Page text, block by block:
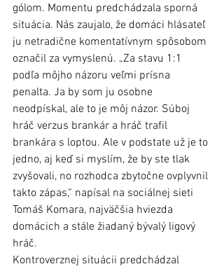
gólom. Momentu predchádzala sporná
situácia. Nás zaujalo, že domáci hlásateľ
ju netradične komentatívnym spôsobom
označil za vymyslenú. „Za stavu 1:1
podľa môjho názoru veľmi prísna
penalta. Ja by som ju osobne
neodpískal, ale to je môj názor. Súboj
hráč verzus brankár a hráč trafil
brankára s loptou. Ale v podstate už je to
jedno, aj keď si myslím, že by ste tlak
zvyšovali, no rozhodca zbytočne ovplyvnil
takto zápas,“ napísal na sociálnej sieti
Tomáš Komara, najväčšia hviezda
domácich a stále žiadaný bývalý ligový
hráč.
Kontroverznej situácii predchádzal